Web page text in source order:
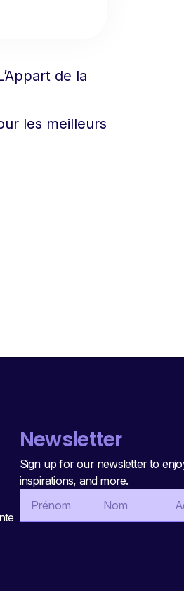
de la
les meilleurs
Newsletter
Sign up for our newsletter to
inspirations, and more.